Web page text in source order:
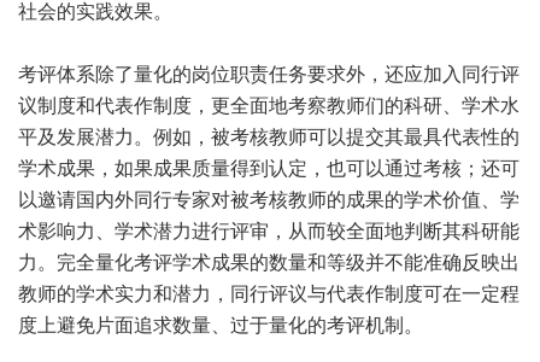
社会的实践效果。
考评体系除了量化的岗位职责任务要求外，还应加入同行评
议制度和代表作制度，更全面地考察教师们的科研、学术水
平及发展潜力。例如，被考核教师可以提交其最具代表性的
学术成果，如果成果质量得到认定，也可以通过考核；还可
以邀请国内外同行专家对被考核教师的成果的学术价值、学
术影响力、学术潜力进行评审，从而较全面地判断其科研能
力。完全量化考评学术成果的数量和等级并不能准确反映出
教师的学术实力和潜力，同行评议与代表作制度可在一定程
度上避免片面追求数量、过于量化的考评机制。